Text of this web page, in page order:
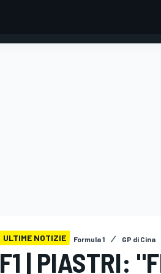
ULTIME NOTIZIE Formula 1 GP di Cina
F1 | PIASTRI: